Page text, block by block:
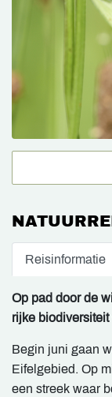
Reisinformatie
Op pad door de
rijke biodiversiteit
Begin juni gaan
Eifelgebied. Op
een streek waar